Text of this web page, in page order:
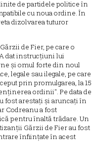
de partidele politice în
cu noua ordine. În
dizolvarea tuturor
de Fier, pe care o
dat instrucțiuni lui
și omul forte din noul
legale sau ilegale, pe care
prin promulgarea, la 15
ordinii". Pe data de
fost arestați și aruncați în
Codreanu a fost
pentru înaltă trădare. Un
Gărzii de Fier au fost
înființate în acest